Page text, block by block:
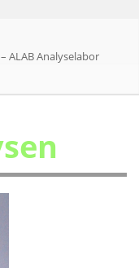
ALAB Analyselabor